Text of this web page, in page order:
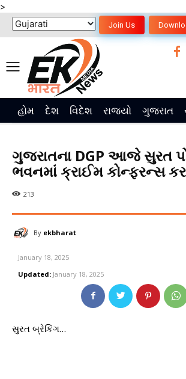
>
Join Us
હોમ દેશ વિદેશ રાજ્યો ગુજરાત
ગુજરાતના DGP આજે સુરત
ભવનમાં ક્રાઈમ કોન્ફરન્સ
213
By ekbharat
January 18, 2025
Updated: January 18, 2025
સુરત બ્રેકિંગ…